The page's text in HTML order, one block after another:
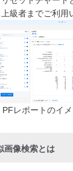
級者までご利用
PFレポートのイ
画像検索とは